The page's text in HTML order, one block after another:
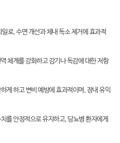
로, 수면 개선과 체내 독소 제거에 효과적
체계를 강화하고 감기나 독감에 대한 저항
게 하고 변비 예방에 효과적이며, 장내 유익
를 안정적으로 유지하고, 당뇨병 환자에게